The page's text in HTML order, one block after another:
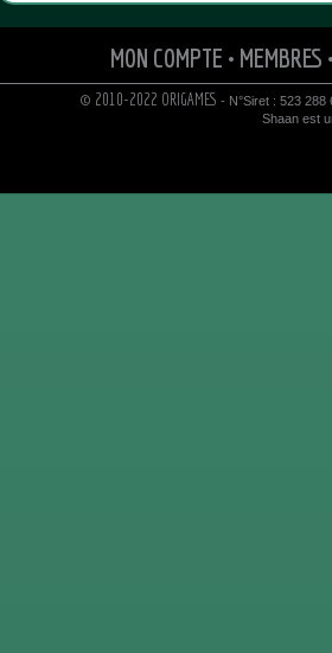
MON COMPTE • MEMBRES
© 2010-2022 ORIGAMES - N°Siret : 523 288
Shaan est